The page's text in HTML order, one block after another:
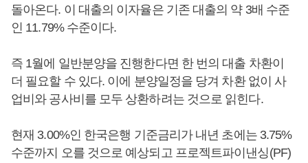
돌아온다. 이 대출의 이자율은 기존 대출의 약 3배 수준
인 11.79% 수준이다.
즉 1월에 일반분양을 진행한다면 한 번의 대출 차환이
더 필요할 수 있다. 이에 분양일정을 당겨 차환 없이 사
업비와 공사비를 모두 상환하려는 것으로 읽힌다.
현재 3.00%인 한국은행 기준금리가 내년 초에는 3.75%
수준까지 오를 것으로 예상되고 프로젝트파이낸싱(PF)